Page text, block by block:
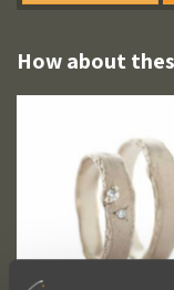
How about